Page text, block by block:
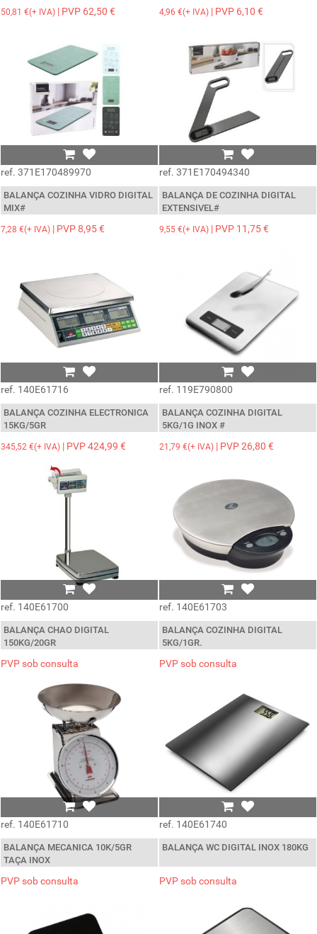
50,81 €(+ IVA) | PVP 62,50 € 4,96 €(+ IVA) | PVP 6,10 €
ref. 371E170489970
BALANÇA COZINHA VIDRO DIGITAL
MIX#
7,28 €(+ IVA) | PVP 8,95 €
ref. 371E170494340
BALANÇA DE COZINHA DIGITAL
EXTENSIVEL#
9,55 €(+ IVA) | PVP 11,75 €
ref. 140E61716
BALANÇA COZINHA ELECTRONICA
15KG/5GR
345,52 €(+ IVA) | PVP 424,99 €
ref. 119E790800
BALANÇA COZINHA DIGITAL
5KG/1G INOX #
21,79 €(+ IVA) | PVP 26,80 €
ref. 140E61700
BALANÇA CHAO DIGITAL
150KG/20GR
PVP sob consulta
ref. 140E61703
BALANÇA COZINHA DIGITAL
5KG/1GR.
PVP sob consulta
ref. 140E61710
BALANÇA MECANICA 10K/5GR
TAÇA INOX
PVP sob consulta
ref. 140E61740
BALANÇA WC DIGITAL INOX 180KG
PVP sob consulta